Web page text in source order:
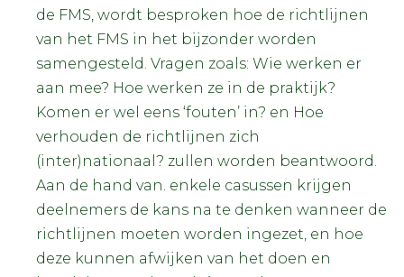
de FMS, wordt besproken hoe de richtlijnen
van het FMS in het bijzonder worden
samengesteld. Vragen zoals: Wie werken er
aan mee? Hoe werken ze in de praktijk?
Komen er wel eens ‘fouten’ in? en Hoe
verhouden de richtlijnen zich
(inter)nationaal? zullen worden beantwoord.
Aan de hand van. enkele casussen krijgen
deelnemers de kans na te denken wanneer de
richtlijnen moeten worden ingezet, en hoe
deze kunnen afwijken van het doen en